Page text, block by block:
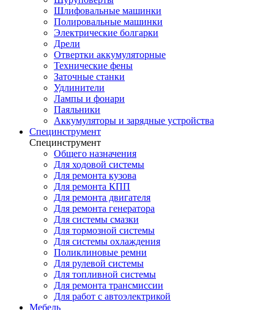
Шлифовальные машинки
Полировальные машинки
Электрические болгарки
Дрели
Отвертки аккумуляторные
Технические фены
Заточные станки
Удлинители
Лампы и фонари
Паяльники
Аккумуляторы и зарядные устройства
Специнструмент
Специнструмент
Общего назначения
Для ходовой системы
Для ремонта кузова
Для ремонта КПП
Для ремонта двигателя
Для ремонта генератора
Для системы смазки
Для тормозной системы
Для системы охлаждения
Поликлиновые ремни
Для рулевой системы
Для топливной системы
Для ремонта трансмиссии
Для работ с автоэлектрикой
Мебель